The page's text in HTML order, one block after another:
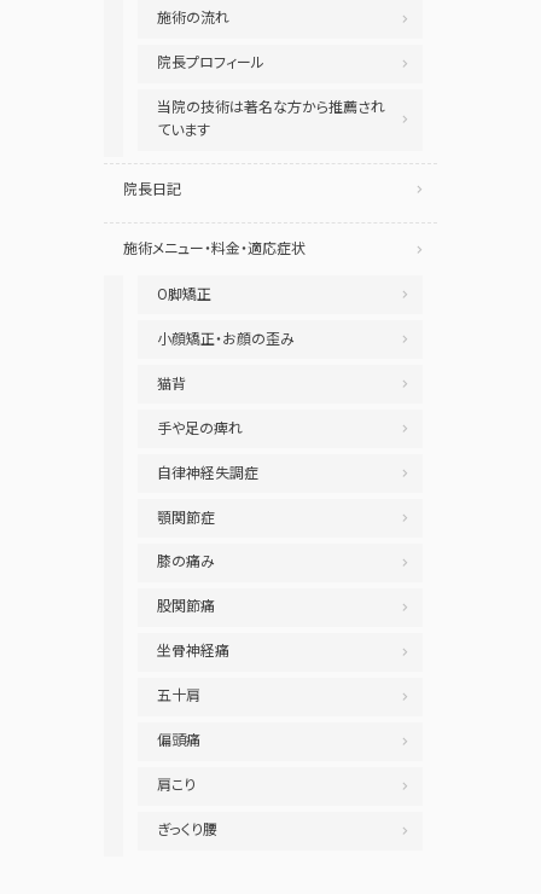
施術の流れ
院長プロフィール
当院の技術は著名な方から推薦され
ています
院長日記
施術メニュー・料金・適応症状
O脚矯正
小顔矯正・お顔の歪み
猫背
手や足の痺れ
自律神経失調症
顎関節症
膝の痛み
股関節痛
坐骨神経痛
五十肩
偏頭痛
肩こり
ぎっくり腰